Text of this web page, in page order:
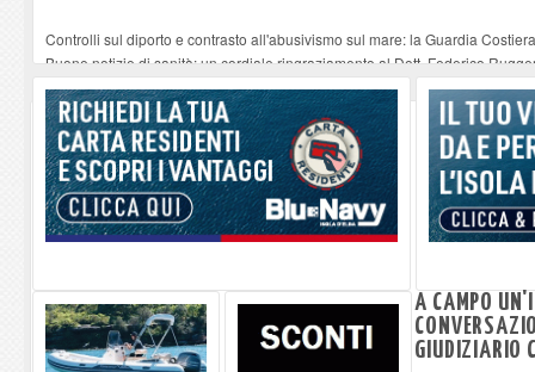
Controlli sul diporto e contrasto all'abusivismo sul mare: la Guardia
Buone notizie di sanità: un cordiale ringraziamento al Dott. Federico
Altiero Spinelli e Ursula Hirschmann all'Elba: riaffiora una testimonianza
Capoliveri, potenziata la pulizia dei bordi stradali -07-08-2026
Marina di Campo tra i porti interessati dal nuovo piano dell'Autorità
A CAMPO
GIUDIZIARIO